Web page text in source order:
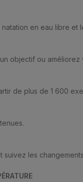
en eau libre et
objectif ou
de plus de 1 600
les